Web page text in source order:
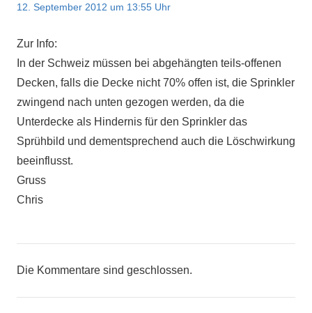
12. September 2012 um 13:55 Uhr
Zur Info:
In der Schweiz müssen bei abgehängten teils-offenen
Decken, falls die Decke nicht 70% offen ist, die Sprinkler
zwingend nach unten gezogen werden, da die
Unterdecke als Hindernis für den Sprinkler das
Sprühbild und dementsprechend auch die Löschwirkung
beeinflusst.
Gruss
Chris
Die Kommentare sind geschlossen.